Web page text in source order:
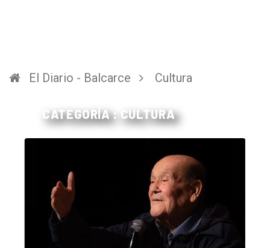
El Diario - Balcarce Cultura
CATEGORÍA : CULTURA